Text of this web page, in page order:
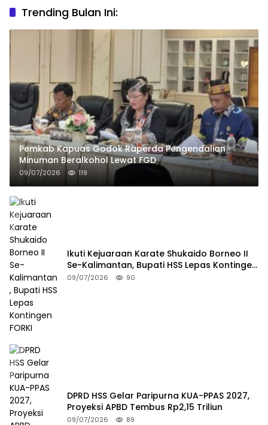
Trending Bulan Ini:
Pemkab Kapuas Godok Raperda Pengendalian
Minuman Beralkohol Lewat FGD
09/07/2026 119
Ikuti Kejuaraan Karate Shukaido Borneo II
Se-Kalimantan, Bupati HSS Lepas Kontingen
FORKI
09/07/2026 90
DPRD HSS Gelar Paripurna KUA-PPAS 2027,
Proyeksi APBD Tembus Rp2,15 Triliun
09/07/2026 89